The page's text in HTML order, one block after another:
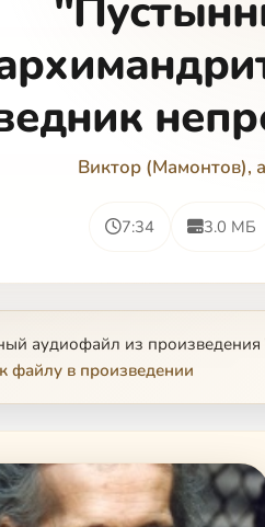
Виктор (Мамонтов),
7:34 3.0 МБ
аудиофайл из произведения
файлу в произведении